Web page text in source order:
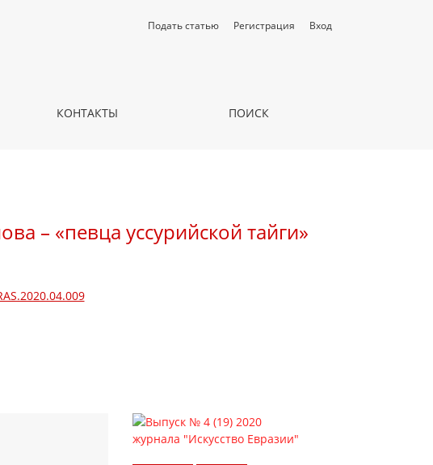
КОНТАКТЫ ПОИСК
Подать статью Регистрация Вход
– «певца уссурийской тайги»